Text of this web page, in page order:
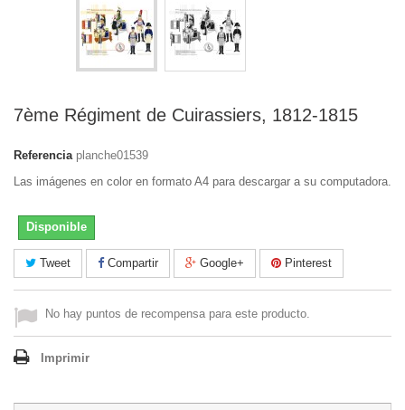
7ème Régiment de Cuirassiers, 1812-1815
Referencia planche01539
Las imágenes en color en formato A4 para descargar a su computadora.
Disponible
Tweet Compartir Google+ Pinterest
No hay puntos de recompensa para este producto.
Imprimir